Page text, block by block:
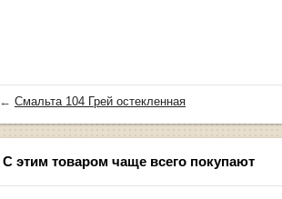
← Смальта 104 Грей остекленная
С этим товаром чаще всего покупают